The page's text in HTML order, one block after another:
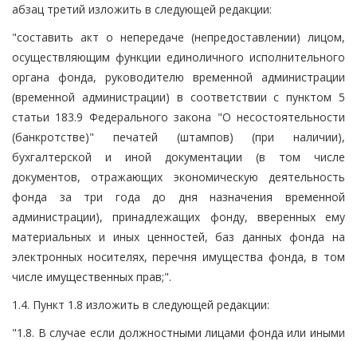
абзац третий изложить в следующей редакции:
"составить акт о непередаче (непредоставлении) лицом,
осуществляющим функции единоличного исполнительного
органа фонда, руководителю временной администрации
(временной администрации) в соответствии с пунктом 5
статьи 183.9 Федерального закона "О несостоятельности
(банкротстве)" печатей (штампов) (при наличии),
бухгалтерской и иной документации (в том числе
документов, отражающих экономическую деятельность
фонда за три года до дня назначения временной
администрации), принадлежащих фонду, вверенных ему
материальных и иных ценностей, баз данных фонда на
электронных носителях, перечня имущества фонда, в том
числе имущественных прав;".
1.4. Пункт 1.8 изложить в следующей редакции:
"1.8. В случае если должностными лицами фонда или иными